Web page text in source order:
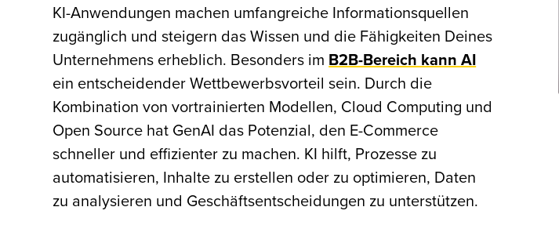
KI-Anwendungen machen umfangreiche Informationsquellen
zugänglich und steigern das Wissen und die Fähigkeiten Deines
Unternehmens erheblich. Besonders im B2B-Bereich kann AI
ein entscheidender Wettbewerbsvorteil sein. Durch die
Kombination von vortrainierten Modellen, Cloud Computing und
Open Source hat GenAI das Potenzial, den E-Commerce
schneller und effizienter zu machen. KI hilft, Prozesse zu
automatisieren, Inhalte zu erstellen oder zu optimieren, Daten
zu analysieren und Geschäftsentscheidungen zu unterstützen.